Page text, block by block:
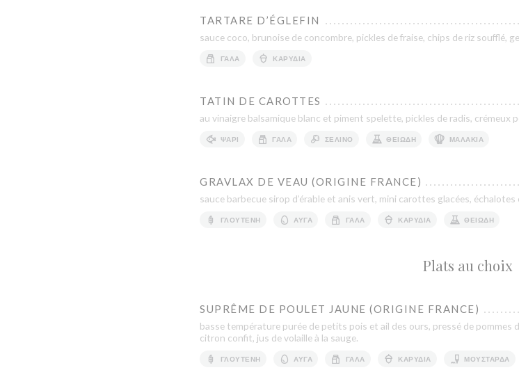
TARTARE D’ÉGLEFIN
sauce coco, brunoise de concombre, pickles de fraise, chips de riz soufflé,
ΓΆΛΑ ΚΑΡΎΔΙΑ
TATIN DE CAROTTES
au vinaigre balsamique blanc et piment spelette, pickles de radis, crémeux
ΨΆΡΙ ΓΆΛΑ ΣΈΛΙΝΟ ΘΕΙΏΔΗ ΜΑΛΆΚΙΑ
GRAVLAX DE VEAU (ORIGINE FRANCE)
sauce barbecue sirop d’érable et anis vert, mini carottes glacées, échalotes
ΓΛΟΥΤΈΝΗ ΑΥΓΆ ΓΆΛΑ ΚΑΡΎΔΙΑ ΘΕΙΏΔΗ
Plats au choix
SUPRÊME DE POULET JAUNE (ORIGINE FRANCE)
basse température purée de petits pois et ail des ours, pressé de
citron confit, jus de volaille à la sauge.
ΓΛΟΥΤΈΝΗ ΑΥΓΆ ΓΆΛΑ ΚΑΡΎΔΙΑ ΜΟΥΣΤΆΡΔΑ